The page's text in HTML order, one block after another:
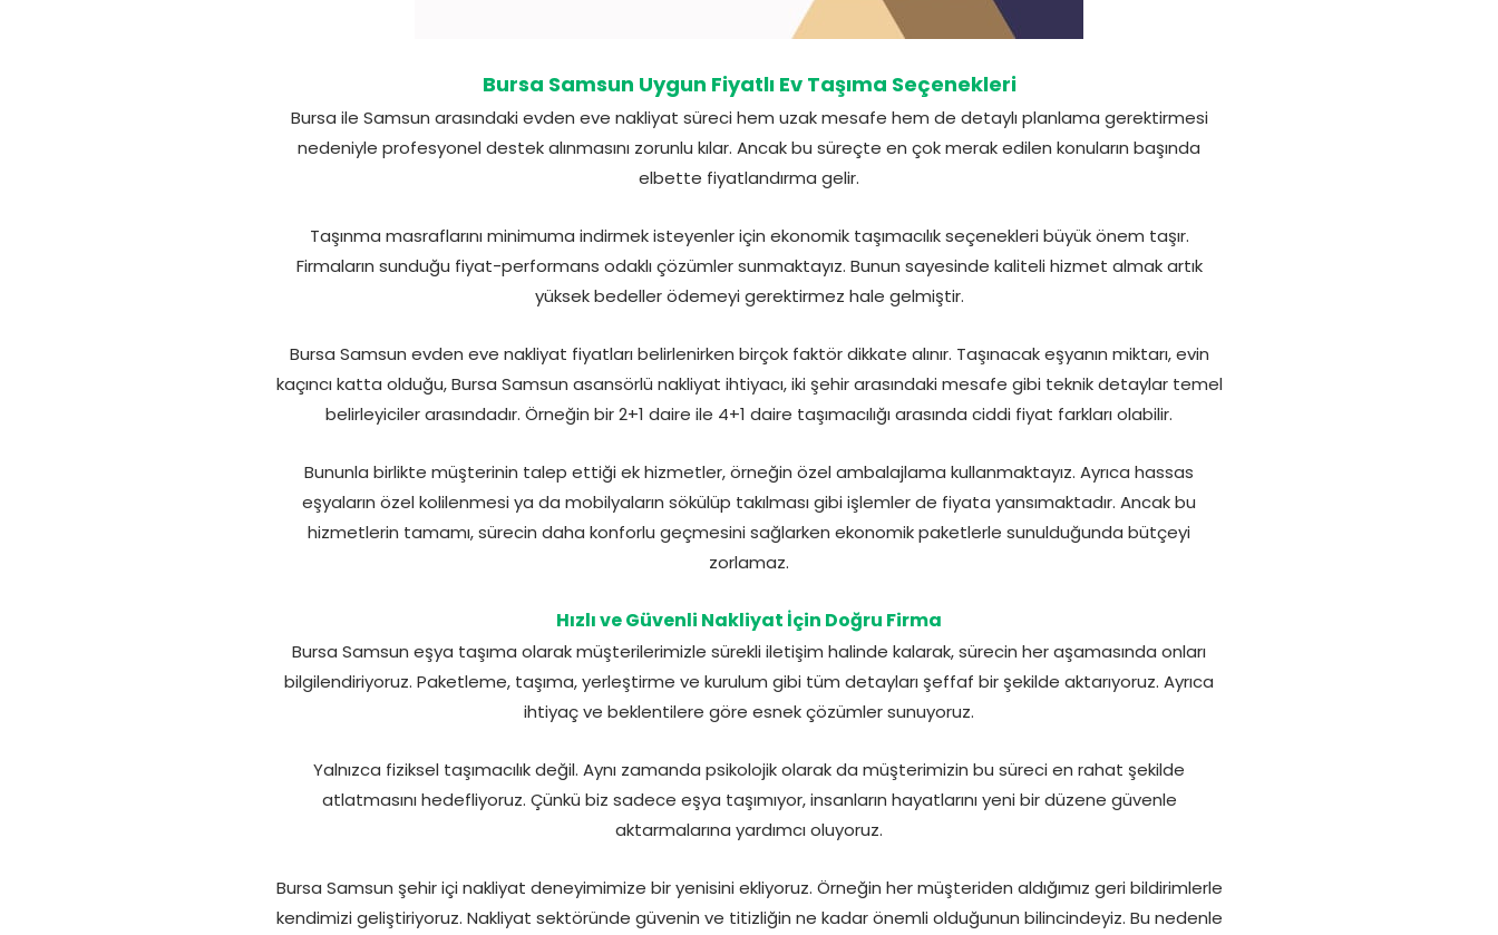
Bursa Samsun Uygun Fiyatlı Ev Taşıma Seçenekleri
Bursa ile Samsun arasındaki evden eve nakliyat süreci hem uzak mesafe hem de detaylı planlama gerektirmesi
nedeniyle profesyonel destek alınmasını zorunlu kılar. Ancak bu süreçte en çok merak edilen konuların başında
elbette fiyatlandırma gelir.
Taşınma masraflarını minimuma indirmek isteyenler için ekonomik taşımacılık seçenekleri büyük önem taşır.
Firmaların sunduğu fiyat-performans odaklı çözümler sunmaktayız. Bunun sayesinde kaliteli hizmet almak artık
yüksek bedeller ödemeyi gerektirmez hale gelmiştir.
Bursa Samsun evden eve nakliyat fiyatları belirlenirken birçok faktör dikkate alınır. Taşınacak eşyanın miktarı, evin
kaçıncı katta olduğu, Bursa Samsun asansörlü nakliyat ihtiyacı, iki şehir arasındaki mesafe gibi teknik detaylar temel
belirleyiciler arasındadır. Örneğin bir 2+1 daire ile 4+1 daire taşımacılığı arasında ciddi fiyat farkları olabilir.
Bununla birlikte müşterinin talep ettiği ek hizmetler, örneğin özel ambalajlama kullanmaktayız. Ayrıca hassas
eşyaların özel kolilenmesi ya da mobilyaların sökülüp takılması gibi işlemler de fiyata yansımaktadır. Ancak bu
hizmetlerin tamamı, sürecin daha konforlu geçmesini sağlarken ekonomik paketlerle sunulduğunda bütçeyi
zorlamaz.
Hızlı ve Güvenli Nakliyat İçin Doğru Firma
Bursa Samsun eşya taşıma olarak müşterilerimizle sürekli iletişim halinde kalarak, sürecin her aşamasında onları
bilgilendiriyoruz. Paketleme, taşıma, yerleştirme ve kurulum gibi tüm detayları şeffaf bir şekilde aktarıyoruz. Ayrıca
ihtiyaç ve beklentilere göre esnek çözümler sunuyoruz.
Yalnızca fiziksel taşımacılık değil. Aynı zamanda psikolojik olarak da müşterimizin bu süreci en rahat şekilde
atlatmasını hedefliyoruz. Çünkü biz sadece eşya taşımıyor, insanların hayatlarını yeni bir düzene güvenle
aktarmalarına yardımcı oluyoruz.
Bursa Samsun şehir içi nakliyat deneyimimize bir yenisini ekliyoruz. Örneğin her müşteriden aldığımız geri bildirimlerle
kendimizi geliştiriyoruz. Nakliyat sektöründe güvenin ve titizliğin ne kadar önemli olduğunun bilincindeyiz. Bu nedenle